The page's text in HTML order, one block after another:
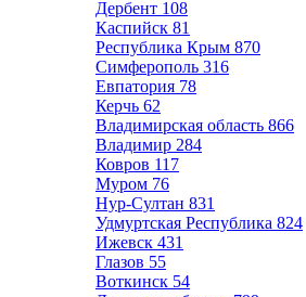
Дербент 108
Каспийск 81
Республика Крым 870
Симферополь 316
Евпатория 78
Керчь 62
Владимирская область 866
Владимир 284
Ковров 117
Муром 76
Нур-Султан 831
Удмуртская Республика 824
Ижевск 431
Глазов 55
Воткинск 54